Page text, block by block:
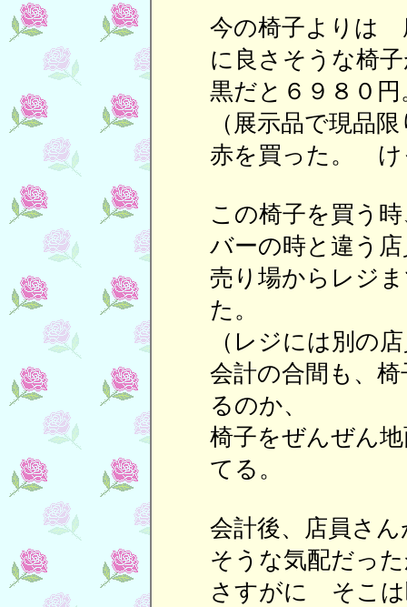
今の椅子よりは
に良さそうな椅
黒だと６９８０
（展示品で現品
赤を買った。 け
この椅子を買う
バーの時と違う
売り場からレジ
た。
（レジには別の
会計の合間も、
るのか、
椅子をぜんぜん
てる。
会計後、店員さ
そうな気配だっ
さすがに そこは